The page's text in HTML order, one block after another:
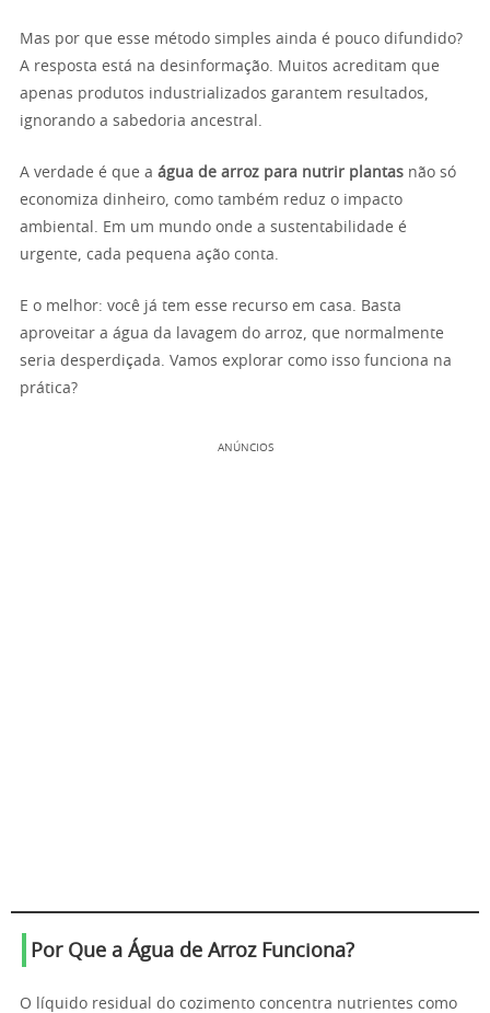
Mas por que esse método simples ainda é pouco difundido?
A resposta está na desinformação. Muitos acreditam que
apenas produtos industrializados garantem resultados,
ignorando a sabedoria ancestral.
A verdade é que a água de arroz para nutrir plantas não só
economiza dinheiro, como também reduz o impacto
ambiental. Em um mundo onde a sustentabilidade é
urgente, cada pequena ação conta.
E o melhor: você já tem esse recurso em casa. Basta
aproveitar a água da lavagem do arroz, que normalmente
seria desperdiçada. Vamos explorar como isso funciona na
prática?
ANÚNCIOS
Por Que a Água de Arroz Funciona?
O líquido residual do cozimento concentra nutrientes como